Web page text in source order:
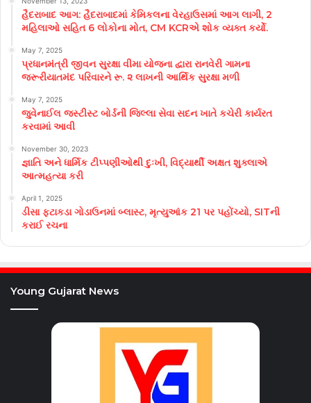
હૈદરાબાદ આગ: હૈદરાબાદમાં કેમિકલના વેરહાઉસમાં આગ લાગી, 2
મહિલાઓ સહિત 6 લોકોના મોત, CM KCRએ શોક વ્યક્ત કર્યો.
May 7, 2025
પ્રધાનમંત્રી જીવન સુરક્ષા વીમા યોજના દ્વારા રાનવેરી ગામના
જરૂરીયાતમંદ પરિવારને રૂ. ૨ લાખની આર્થિક સુરક્ષા મળી
May 7, 2025
જુવેનાઈલ જસ્ટીસ્ટ બોર્ડની જિલ્લા સેવા સદન ખાતે કચેરી કાર્યરત
કરવામાં આવી
November 30, 2023
જ્ઞાતિ અને ધાર્મિક ટીપ્પણીઓથી દુઃખી, વિદ્યાર્થી અક્ષત શુક્લાએ
આત્મહત્યા કરી
April 1, 2025
ડીસા ફટાકડા ગોડાઉનમાં બ્લાસ્ટ, મૃત્યુઆંક 21 પર પહોંચ્યો, SITની
કરાઈ રચના
Young Gujarat News